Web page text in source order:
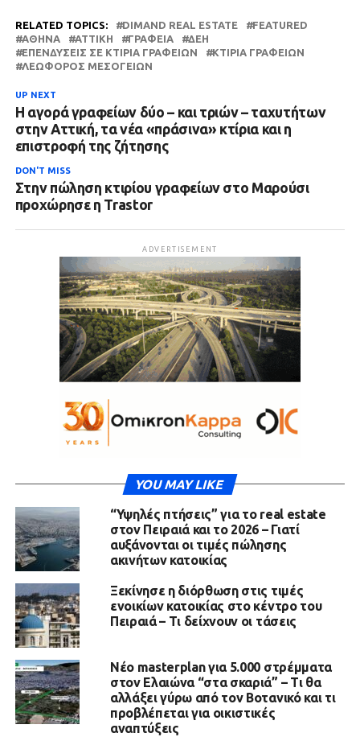
RELATED TOPICS: DIMAND REAL ESTATE
FEATURED
ΑΘΉΝΑ
ΑΤΤΙΚΗ ΓΡΑΦΕΊΑ
ΔΕΗ
ΕΠΕΝΔΎΣΕΙΣ ΣΕ ΚΤΊΡΙΑ ΓΡΑΦΕΊΩΝ
ΚΤΊΡΙΑ ΓΡΑΦΕΊΩΝ
ΛΕΩΦΌΡΟΣ ΜΕΣΟΓΕΊΩΝ
UP NEXT
Η αγορά γραφείων δύο – και τριών – ταχυτήτων
στην Αττική, τα νέα «πράσινα» κτίρια και η
επιστροφή της ζήτησης
DON'T MISS
Στην πώληση κτιρίου γραφείων στο Μαρούσι
προχώρησε η Trastor
ADVERTISEMENT
YOU MAY LIKE
“Υψηλές πτήσεις” για το real estate
στον Πειραιά και το 2026 – Γιατί
αυξάνονται οι τιμές πώλησης
ακινήτων κατοικίας
Ξεκίνησε η διόρθωση στις τιμές
ενοικίων κατοικίας στο κέντρο του
Πειραιά – Τι δείχνουν οι τάσεις
Νέο masterplan για 5.000 στρέμματα
στον Ελαιώνα “στα σκαριά” – Τι θα
αλλάξει γύρω από τον Βοτανικό και τι
προβλέπεται για οικιστικές
αναπτύξεις